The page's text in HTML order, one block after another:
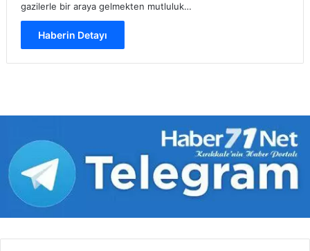
gazilerle bir araya gelmekten mutluluk…
Haberin Detayı